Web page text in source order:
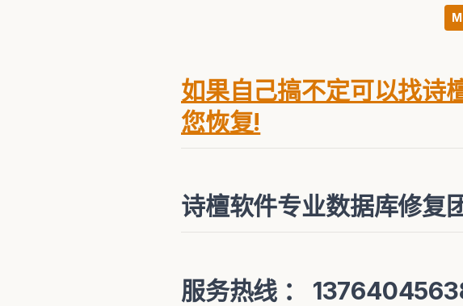
M
如果自己搞不定可以找诗
您恢复!
诗檀软件专业数据库修复
服务热线 ：